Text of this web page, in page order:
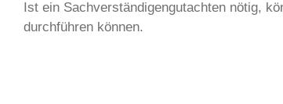
Ist ein Sachverständigengutachten nötig,
durchführen können.